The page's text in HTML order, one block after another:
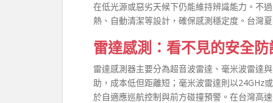
在低光源或惡劣天候下仍能維持辨識能力。不
熱、自動清潔等設計，確保感測穩定度。台灣
雷達感測：看不見的安全防
雷達感測器主要分為超音波雷達、毫米波雷達
助，成本低但距離短；毫米波雷達則以24GHz
於自適應巡航控制與前方碰撞預警。在台灣高